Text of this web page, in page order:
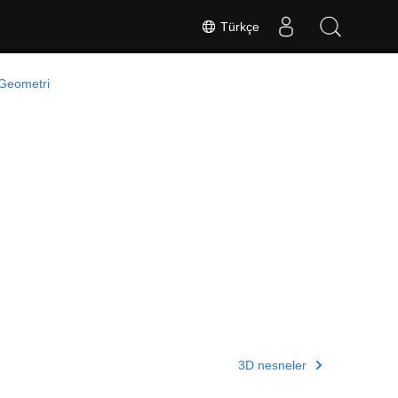
Türkçe
3D nesneler